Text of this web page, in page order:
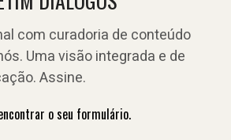
com curadoria de conteúdo
Uma visão integrada e de
Assine.
o seu formulário.